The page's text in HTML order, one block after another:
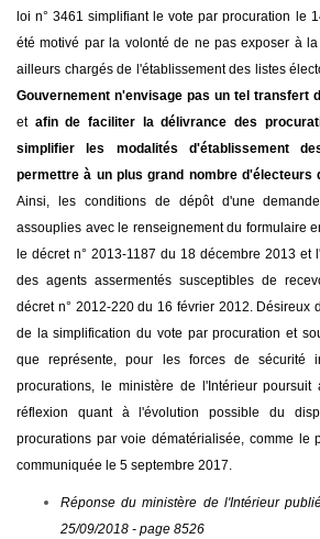
loi n° 3461 simplifiant le vote par procuration le
été motivé par la volonté de ne pas exposer à
ailleurs chargés de l'établissement des listes
Gouvernement n'envisage pas un tel transfert
et afin de faciliter la délivrance des
simplifier les modalités d'établissement
permettre à un plus grand nombre d'électeurs
Ainsi, les conditions de dépôt d'une
assouplies avec le renseignement du formulaire
le décret n° 2013-1187 du 18 décembre 2013 et
des agents assermentés susceptibles de
décret n° 2012-220 du 16 février 2012. Désireux
de la simplification du vote par procuration et
que représente, pour les forces de sécurité
procurations, le ministère de l'Intérieur poursuit
réflexion quant à l'évolution possible du
procurations par voie dématérialisée, comme le
communiquée le 5 septembre 2017.
Réponse du ministère de l'Intérieur
25/09/2018 - page 8526